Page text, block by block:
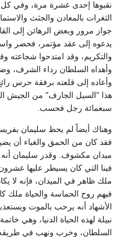
نقبوها إحدى عشرة مرة، وفي كل
الثغرات بالمعادن والجثث
يدعوه إلى عقد مؤتمر، فحضر
والتكريم، وقد امتدحوا شجاعته
وأهداه السلطان رداء الشرف،
وأعاده إلى قلعته برفقة حرس
هذا "السيل الجارف" من الجيش
سبعمائة رجل فحسب.
وهناك أيضاً لم يحظ سليمان
فقد كان من الحمق والغباء أن
ميدان مكشوف. وقدر سليمان أنه
فينا التي كان يسيطر عليها
فيهم روح الحماسة والحياة
الأشهاد أنه يرحب بالموت
نبيلة لهذه الحياة الدنيا، وهي
السلطان، وخرب ونهب في طريقه